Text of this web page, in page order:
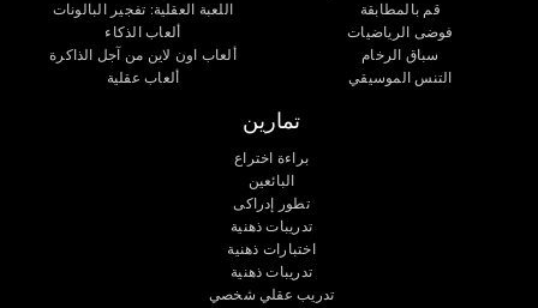
قم بالمطابقة
فوضى الرياضيات
سباق الرخام
التنس الموسيقي
اللعبة العقلية: تفجير البالونات
ألعاب الذكاء
ألعاب اون لاين من آجل الذاكرة
ألعاب عقلية
تمارين
براءة اختراع
البائعين
تطور إدراكى
تدريبات ذهنية
اختبارات ذهنية
تدريبات ذهنية
تدريب عقلي شخصي